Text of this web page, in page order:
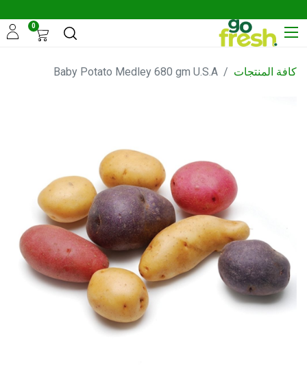
0
كافة المنتجات Baby Potato Medley 680 gm U.S.A